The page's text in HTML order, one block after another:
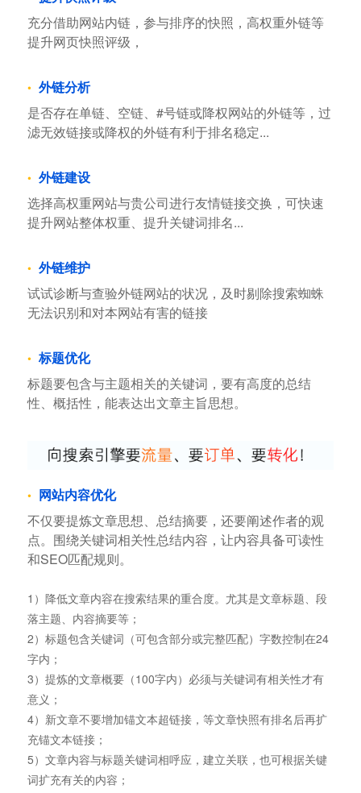
充分借助网站内链，参与排序的快照，高权重外链等
提升网页快照评级，
外链分析
是否存在单链、空链、#号链或降权网站的外链等，过
滤无效链接或降权的外链有利于排名稳定...
外链建设
选择高权重网站与贵公司进行友情链接交换，可快速
提升网站整体权重、提升关键词排名...
外链维护
试试诊断与查验外链网站的状况，及时剔除搜索蜘蛛
无法识别和对本网站有害的链接
标题优化
标题要包含与主题相关的关键词，要有高度的总结
性、概括性，能表达出文章主旨思想。
网站内容优化
不仅要提炼文章思想、总结摘要，还要阐述作者的观
点。围绕关键词相关性总结内容，让内容具备可读性
和SEO匹配规则。
1）降低文章内容在搜索结果的重合度。尤其是文章标题、段
落主题、内容摘要等；
2）标题包含关键词（可包含部分或完整匹配）字数控制在24
字内；
3）提炼的文章概要（100字内）必须与关键词有相关性才有
意义；
4）新文章不要增加锚文本超链接，等文章快照有排名后再扩
充锚文本链接；
5）文章内容与标题关键词相呼应，建立关联，也可根据关键
词扩充有关的内容；